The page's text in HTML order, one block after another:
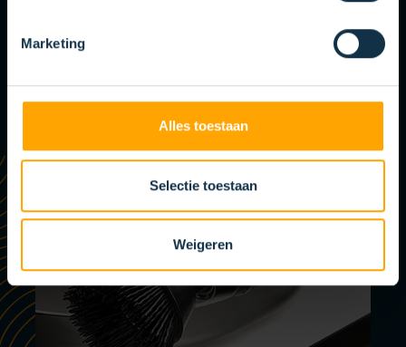
Marketing
Alles toestaan
Selectie toestaan
Weigeren